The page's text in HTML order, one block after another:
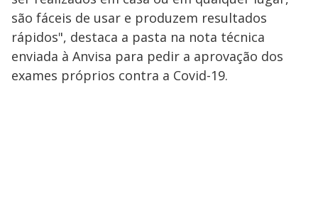
são fáceis de usar e produzem resultados
rápidos", destaca a pasta na nota técnica
enviada à Anvisa para pedir a aprovação dos
exames próprios contra a Covid-19.